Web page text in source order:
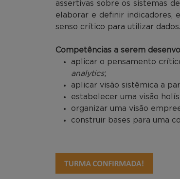
assertivas sobre os sistemas
elaborar e definir indicadores,
senso crítico para utilizar dados.
Competências a serem
aplicar o pensamento
analytics;
aplicar visão sistêmica a
estabelecer uma visão
organizar uma visão
construir bases para uma